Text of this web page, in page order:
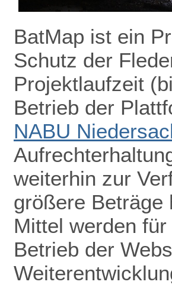
BatMap ist ein
Schutz der
Projektlaufzeit
Betrieb der
NABU
weiterhin zur
größere Beträge
Mittel werden
Betrieb der